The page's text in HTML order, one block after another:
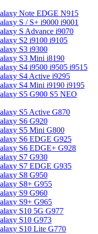
Note EDGE N915
S / S+ i9000 i9001
S Advance i9070
S2 i9100 i9105
S3 i9300
S3 Mini i8190
S4 i9500 i9505 i9515
S4 Active i9295
S4 Mini i9190 i9195
S5 G900 S5 NEO
S5 Active G870
S6 G920
S5 Mini G800
S6 EDGE G925
S6 EDGE+ G928
S7 G930
S7 EDGE G935
S8 G950
S8+ G955
S9 G960
S9+ G965
S10 5G G977
S10 G973
S10 Lite G770